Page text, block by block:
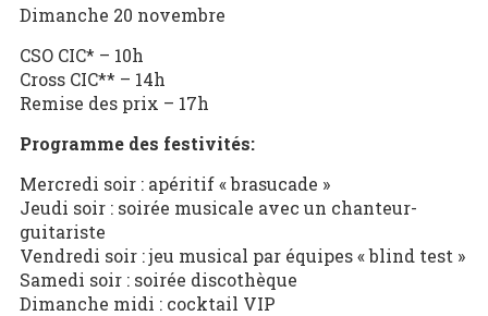
Dimanche 20 novembre
CSO CIC* – 10h
Cross CIC** – 14h
Remise des prix – 17h
Programme des festivités:
Mercredi soir : apéritif « brasucade »
Jeudi soir : soirée musicale avec un chanteur-
guitariste
Vendredi soir : jeu musical par équipes « blind test »
Samedi soir : soirée discothèque
Dimanche midi : cocktail VIP